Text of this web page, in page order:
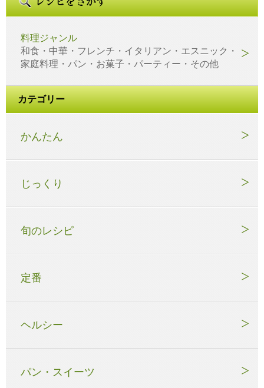
料理ジャンル
和食・中華・フレンチ・イタリアン・エスニック・
家庭料理・パン・お菓子・パーティー・その他
カテゴリー
かんたん
じっくり
旬のレシピ
定番
ヘルシー
パン・スイーツ